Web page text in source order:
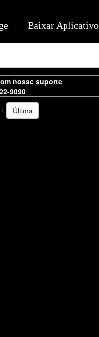
nosso suporte
9090
1 Última
Baixar Aplicativo